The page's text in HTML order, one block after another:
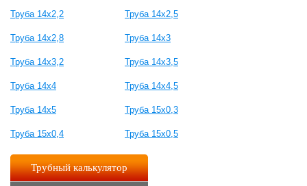
Труба 14х2,2 Труба 14х2,5
Труба 14х2,8 Труба 14х3
Труба 14х3,2 Труба 14х3,5
Труба 14х4 Труба 14х4,5
Труба 14х5 Труба 15х0,3
Труба 15х0,4 Труба 15х0,5
Трубный калькулятор